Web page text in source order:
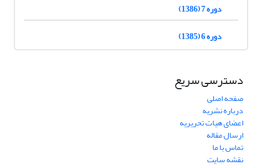
دوره 7 (1386)
دوره 6 (1385)
دسترسی سریع
صفحه اصلی
درباره نشریه
اعضای هیات تحریریه
ارسال مقاله
تماس با ما
نقشه سایت